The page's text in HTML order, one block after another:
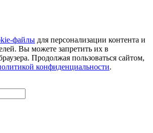
файлы для персонализации контента и
Вы можете запретить их в
Продолжая пользоваться сайтом,
конфиденциальности.